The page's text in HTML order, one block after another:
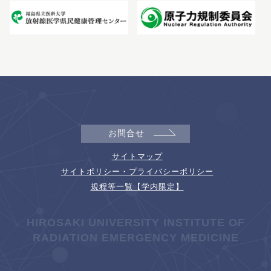
お問合せ
サイトマップ
サイトポリシー・プライバシーポリシー
規程等一覧【学内限定】
HIROSAKI UNIVERSITY INSTITUTE OF
RADIATION EMERGENCY MEDICINE